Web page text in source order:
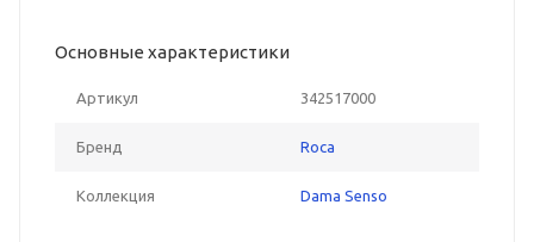
Основные характеристики
Артикул 342517000
Бренд Roca
Коллекция Dama Senso